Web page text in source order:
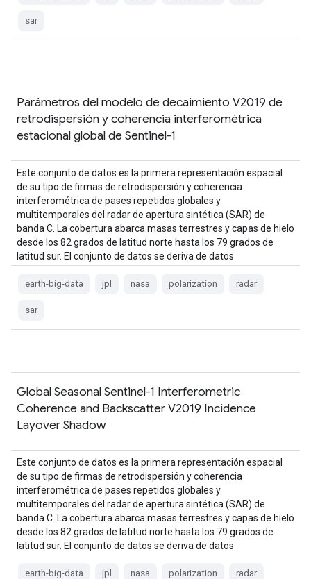
sar
Parámetros del modelo de decaimiento V2019 de
retrodispersión y coherencia interferométrica
estacional global de Sentinel-1
Este conjunto de datos es la primera representación espacial
de su tipo de firmas de retrodispersión y coherencia
interferométrica de pases repetidos globales y
multitemporales del radar de apertura sintética (SAR) de
banda C. La cobertura abarca masas terrestres y capas de hielo
desde los 82 grados de latitud norte hasta los 79 grados de
latitud sur. El conjunto de datos se deriva de datos
earth-big-data jpl nasa polarization radar
sar
Global Seasonal Sentinel-1 Interferometric
Coherence and Backscatter V2019 Incidence
Layover Shadow
Este conjunto de datos es la primera representación espacial
de su tipo de firmas de retrodispersión y coherencia
interferométrica de pases repetidos globales y
multitemporales del radar de apertura sintética (SAR) de
banda C. La cobertura abarca masas terrestres y capas de hielo
desde los 82 grados de latitud norte hasta los 79 grados de
latitud sur. El conjunto de datos se deriva de datos
earth-big-data jpl nasa polarization radar